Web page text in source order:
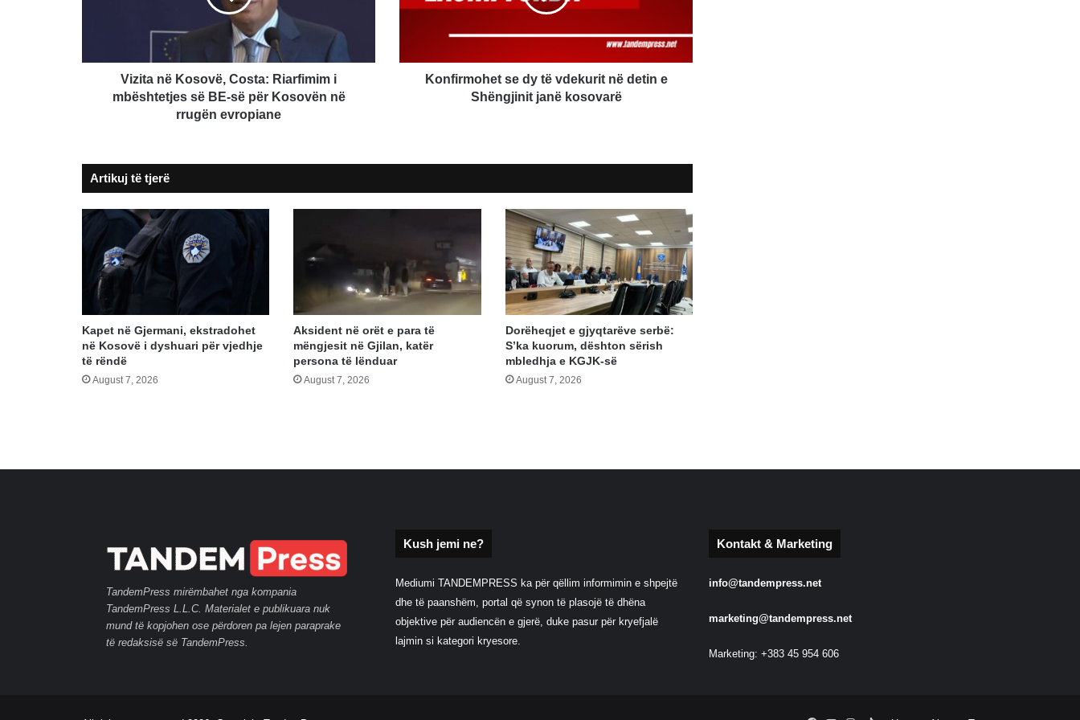
BE-
evropiane
Vizita në Kosovë, Costa: Riarfimim i
mbështetjes së BE-së për Kosovën në
rrugën evropiane
në
Shëngjinit
Konfirmohet se dy të vdekurit në detin e
Shëngjinit janë kosovarë
Artikuj të tjerë
Kapet në Gjermani, ekstradohet
në Kosovë i dyshuari për vjedhje
të rëndë
August 7, 2026
Aksident në orët e para të
mëngjesit në Gjilan, katër
persona të lënduar
August 7, 2026
Dorëheqjet e gjyqtarëve serbë:
S’ka kuorum, dështon sërish
mbledhja e KGJK-së
August 7, 2026
TandemPress mirëmbahet nga kompania
TandemPress L.L.C. Materialet e publikuara nuk
mund të kopjohen ose përdoren pa lejen paraprake
të redaksisë së TandemPress.
Kush jemi ne?
Mediumi TANDEMPRESS ka për qëllim informimin e shpejtë
dhe të paanshëm, portal që synon të plasojë të dhëna
objektive për audiencën e gjerë, duke pasur për kryefjalë
lajmin si kategori kryesore.
Kontakt & Marketing
info@tandempress.net
marketing@tandempress.net
Marketing: +383 45 954 606